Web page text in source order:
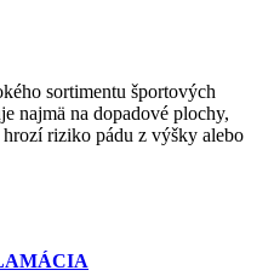
sortimentu športových
najmä na dopadové plochy,
riziko pádu z výšky alebo